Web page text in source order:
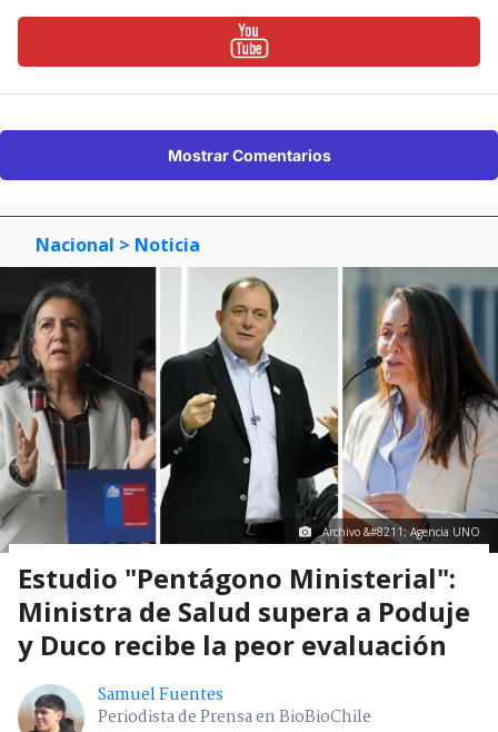
Mostrar Comentarios
Nacional > Noticia
Archivo &#8211; Agencia UNO
Estudio "Pentágono Ministerial":
Ministra de Salud supera a Poduje
y Duco recibe la peor evaluación
Samuel Fuentes
Periodista de Prensa en BioBioChile